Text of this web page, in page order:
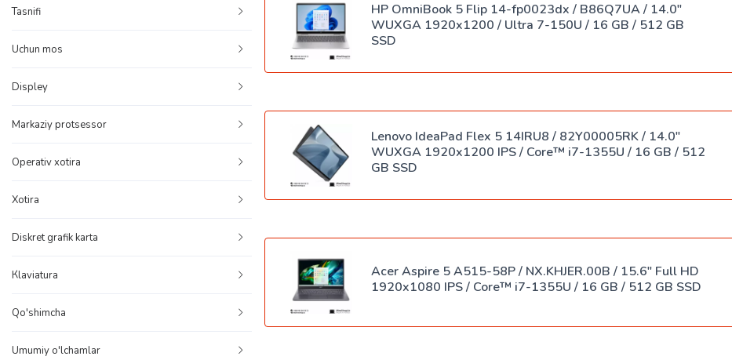
Spreylar
Klaviaturalar
Sichqoncha
klaviaturalar
Klaviatura
Sichqoncha
Kabellar
SSD xotira
Adapterlar
Tasnifi
Uchun mos
Displey
Markaziy protsessor
Operativ xotira
Xotira
Diskret grafik karta
Кlaviatura
Qo'shimcha
Umumiy o'lchamlar
HP OmniBook 5 Flip 14-fp0023dx / B86Q7UA / 14.0"
WUXGA 1920x1200 / Ultra 7-150U / 16 GB / 512 GB
SSD
Lenovo IdeaPad Flex 5 14IRU8 / 82Y00005RK / 14.0"
WUXGA 1920x1200 IPS / Core™ i7-1355U / 16 GB / 512
GB SSD
Acer Aspire 5 A515-58P / NX.KHJER.00B / 15.6" Full HD
1920x1080 IPS / Core™ i7-1355U / 16 GB / 512 GB SSD